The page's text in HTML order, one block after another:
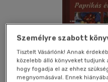
Személyre szabott
Tisztelt Vásárlónk! Annak
közelebb álló könyveket tudjunk
hogy fogadja el az ehhez
megnyomásával. Ennek